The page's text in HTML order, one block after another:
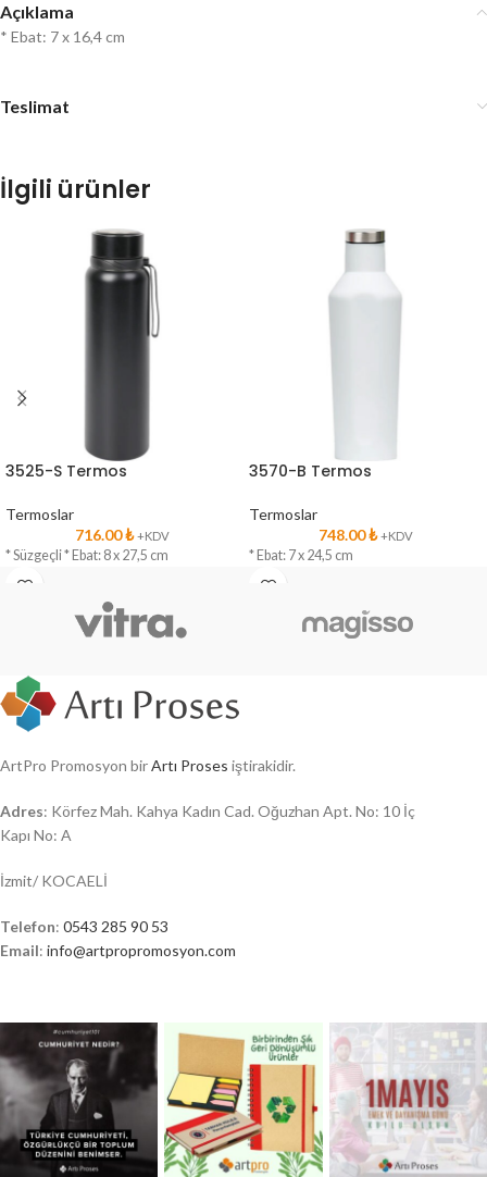
Açıklama
* Ebat: 7 x 16,4 cm
Teslimat
İlgili ürünler
3525-S Termos
Termoslar
716.00₺ +KDV
* Süzgeçli * Ebat: 8 x 27,5 cm
3570-B Termos
Termoslar
748.00₺ +KDV
* Ebat: 7 x 24,5 cm
ArtPro Promosyon birArtı Proses iştirakidir.
Adres: Körfez Mah. Kahya Kadın Cad. Oğuzhan Apt. No: 10 İç
Kapı No: A
İzmit/ KOCAELİ
Telefon: 0543 285 90 53
Email: info@artpropromosyon.com